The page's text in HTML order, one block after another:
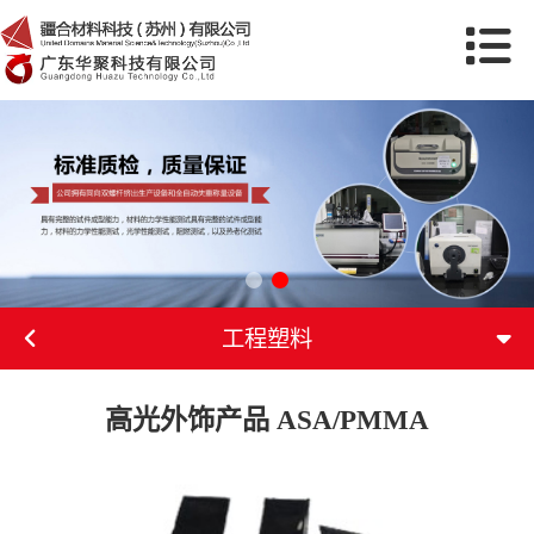
工程塑料
高光外饰产品 ASA/PMMA